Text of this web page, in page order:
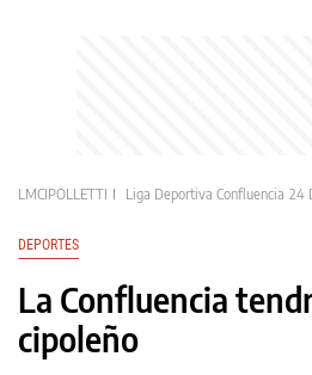
LMCIPOLLETTI Liga Deportiva Confluencia 24
DEPORTES
La Confluencia
cipoleño